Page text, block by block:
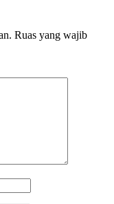
Ruas yang wajib